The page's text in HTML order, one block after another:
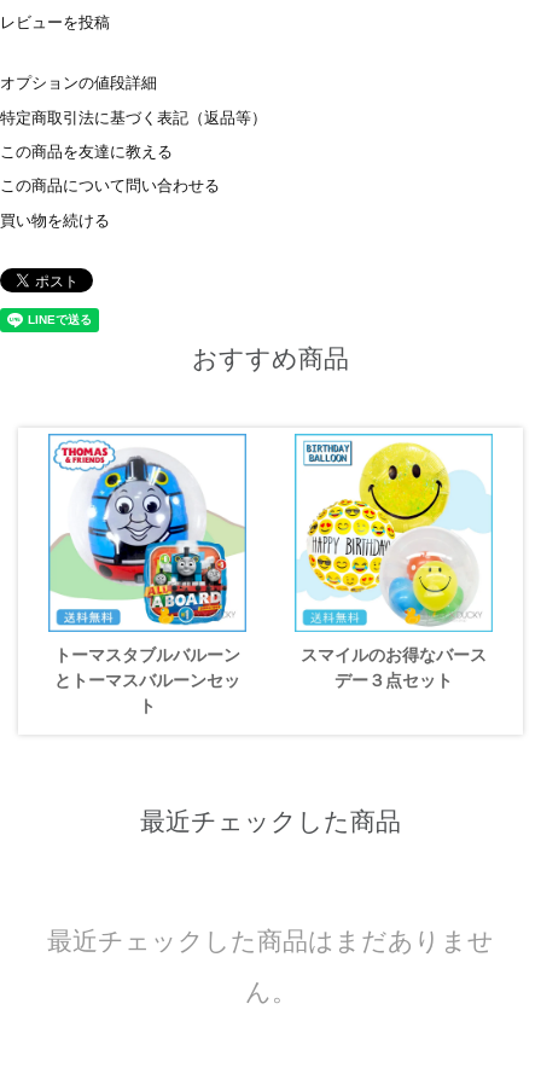
レビューを投稿
オプションの値段詳細
特定商取引法に基づく表記（返品等）
この商品を友達に教える
この商品について問い合わせる
買い物を続ける
おすすめ商品
トーマスタブルバルーン
とトーマスバルーンセッ
ト
スマイルのお得なバース
デー３点セット
最近チェックした商品
最近チェックした商品はまだありませ
ん。